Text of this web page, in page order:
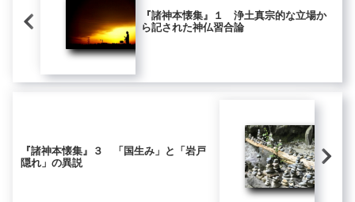
『諸神本懐集』１ 浄土真宗的な立場か
ら記された神仏習合論
『諸神本懐集』３ 「国生み」と「岩戸
隠れ」の異説